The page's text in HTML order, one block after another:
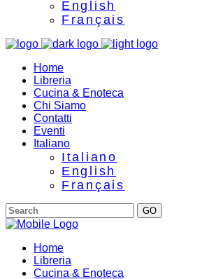
English
Français
Home
Libreria
Cucina & Enoteca
Chi Siamo
Contatti
Eventi
Italiano
Italiano
English
Français
GO
Home
Libreria
Cucina & Enoteca